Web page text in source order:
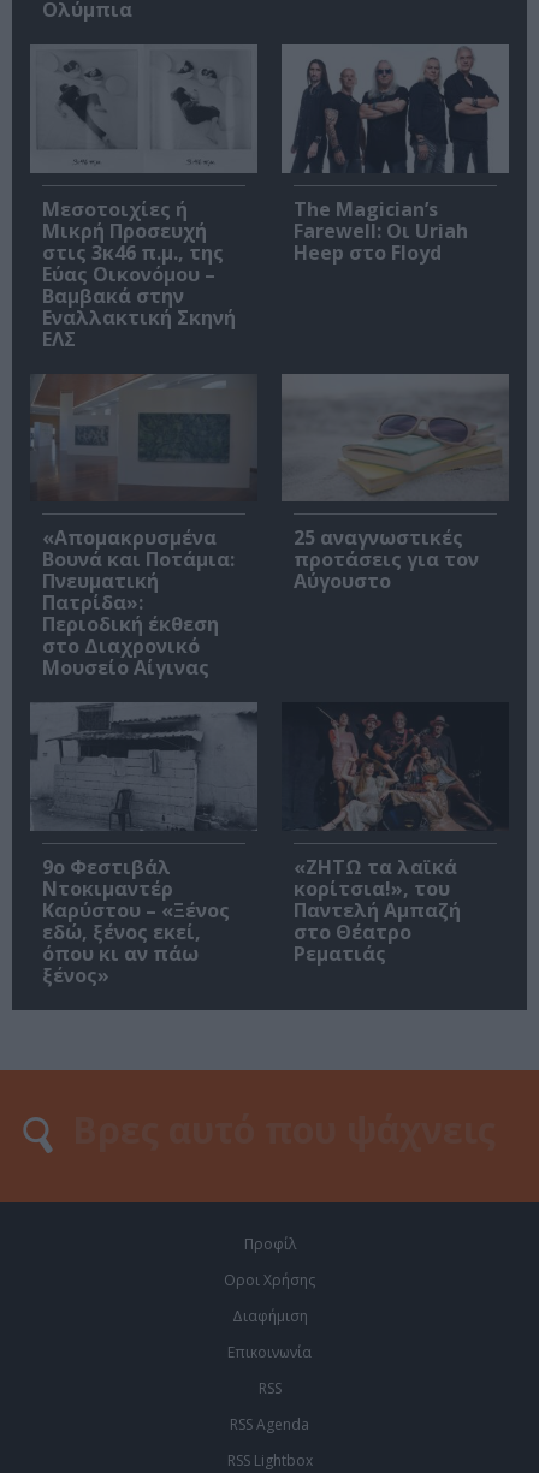
Ολύμπια
Μεσοτοιχίες ή
Μικρή Προσευχή
στις 3κ46 π.μ., της
Εύας Οικονόμου –
Βαμβακά στην
Εναλλακτική Σκηνή
ΕΛΣ
The Magician’s
Farewell: Οι Uriah
Heep στο Floyd
«Απομακρυσμένα
Βουνά και Ποτάμια:
Πνευματική
Πατρίδα»:
Περιοδική έκθεση
στο Διαχρονικό
Μουσείο Αίγινας
25 αναγνωστικές
προτάσεις για τον
Αύγουστο
9ο Φεστιβάλ
Ντοκιμαντέρ
Καρύστου – «Ξένος
εδώ, ξένος εκεί,
όπου κι αν πάω
ξένος»
«ΖΗΤΩ τα λαϊκά
κορίτσια!», του
Παντελή Αμπαζή
στο Θέατρο
Ρεματιάς
Προφίλ
Οροι Χρήσης
Διαφήμιση
Επικοινωνία
RSS
RSS Agenda
RSS Lightbox